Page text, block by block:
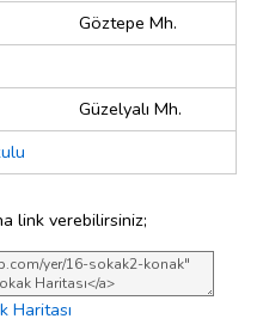
Göztepe Mh.
Güzelyalı Mh.
link verebilirsiniz;
Haritası